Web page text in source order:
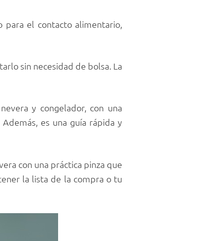
para el contacto alimentario,
sin necesidad de bolsa. La
y congelador, con una
es una guía rápida y
con una práctica pinza que
la lista de la compra o tu